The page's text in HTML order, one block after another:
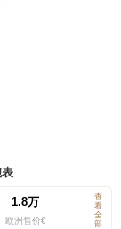
1.8万
欧洲售价€
查
看
全
部